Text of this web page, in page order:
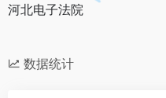
河北电子法院
数据统计